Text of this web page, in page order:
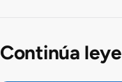
Continúa